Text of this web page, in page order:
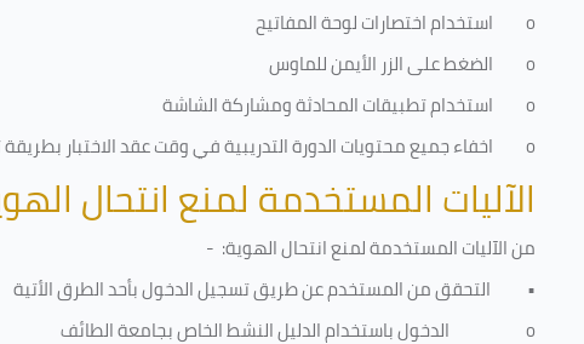
o
استخدام اختصارات لوحة المفاتيح
o
الضغط على الزر الأيمن للماوس
o
استخدام تطبيقات المحادثة ومشاركة الشاشة
o
اخفاء جميع محتويات الدورة التدريبية في وقت عقد الاختبار بطريقة
الآليات المستخدمة لمنع انتحال
من الآليات المستخدمة لمنعانتحال الهوية: -
• التحقق من المستخدم عن طريق تسجيل الدخول بأحد الطرق الأتية
o
الدخول باستخدام الدليل النشط الخاص بجامعة الطائف